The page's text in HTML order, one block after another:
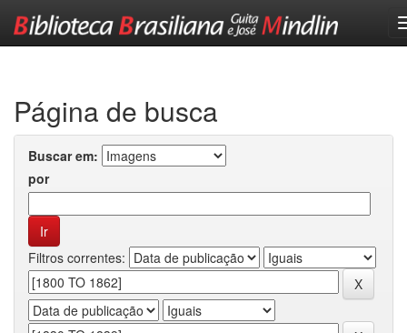
Página de busca
Buscar em:
por
Filtros correntes: